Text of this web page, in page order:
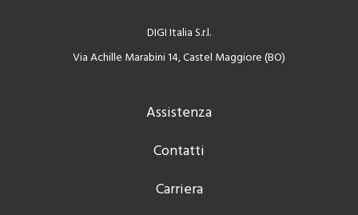
DIGI Italia S.r.l.
Via Achille Marabini 14, Castel Maggiore (BO)
Assistenza
Contatti
Carriera